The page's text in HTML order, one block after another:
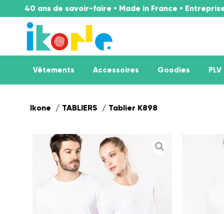
40 ans de savoir-faire • Made in France •
Vêtements Accessoires Goodies PLV
Ikone TABLIERS Tablier K898